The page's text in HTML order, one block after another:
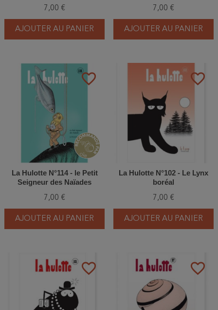
7,00 €
AJOUTER AU PANIER
Ardennes
7,00 €
AJOUTER AU PANIER
favorite_border
La Hulotte N°114 - le Petit
Seigneur des Naïades
7,00 €
AJOUTER AU PANIER
favorite_border
La Hulotte N°102 - Le Lynx
boréal
7,00 €
AJOUTER AU PANIER
favorite_border favorite_border